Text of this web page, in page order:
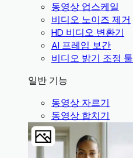
동영상 업스케일
비디오 노이즈 제거
HD 비디오 변환기
AI 프레임 보간
비디오 밝기 조정 툴
일반 기능
동영상 자르기
동영상 합치기